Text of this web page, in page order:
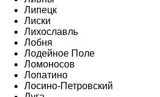
Липецк
Лиски
Лихославль
Лобня
Лодейное Поле
Ломоносов
Лопатино
Лосино-Петровский